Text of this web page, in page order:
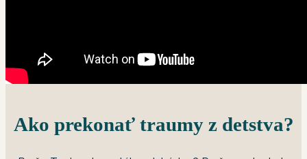
Ako prekonať traumy z detstva?